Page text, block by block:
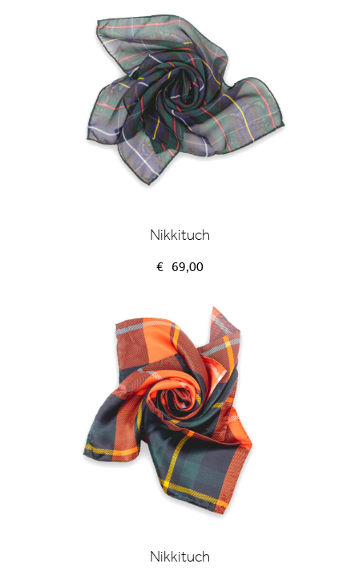
Nikkituch
€ 69,00
Nikkituch